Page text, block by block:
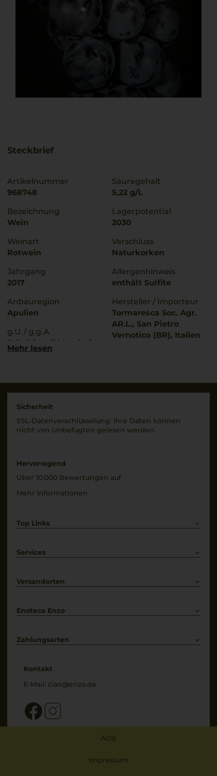
Steckbrief
Artikelnummer
968748
Bezeichnung
Wein
Weinart
Rotwein
Jahrgang
2017
Anbauregion
Apulien
g.U./ g.g.A
Primitivo di Manduria
Trinktemperatur
16 °C
Alkoholgehalt
15,5 % Vol.
4,9 g/L
Säuregehalt
5,22 g/L
Lagerpotential
2030
Verschluss
Naturkorken
Allergenhinweis
enthält Sulfite
Hersteller / Importeur
Tormaresca Soc. Agr.
AR.L., San Pietro
Vernotico (BR), Italien
Füllmenge
0,75 L
trocken
Mehr lesen
Sicherheit
SSL-Daten­verschlüs­selung: Ihre Daten können
nicht von Unbe­fugten gelesen werden.
Hervorragend
Über 10.000 Bewertungen auf
Mehr Informationen
Top Links
Weißwein
Services
Kontakt
Versandarten
Enoteca Enzo
Bewertungs-Richtlinien
Zahlungsarten
Kontakt
E-Mail: ciao@enzo.de
AGB
Impressum